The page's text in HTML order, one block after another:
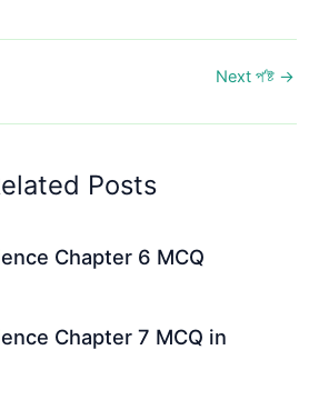
Next প’ষ্ট →
Posts
Chapter 6 MCQ
Chapter 7 MCQ in